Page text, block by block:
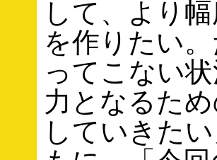
して、より
を作りたい
ってこない
力となるた
していきた